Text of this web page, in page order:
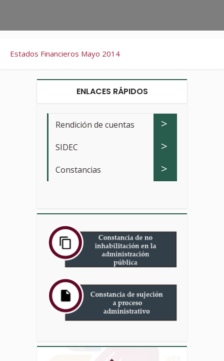
Estados Financieros Mayo 2014
ENLACES RÁPIDOS
Rendición de cuentas >
SIDEC >
Constancias >